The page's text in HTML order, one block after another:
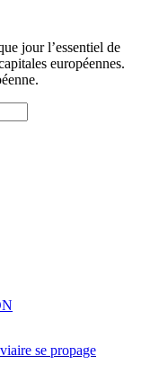
jour l’essentiel de
européennes.
se propage